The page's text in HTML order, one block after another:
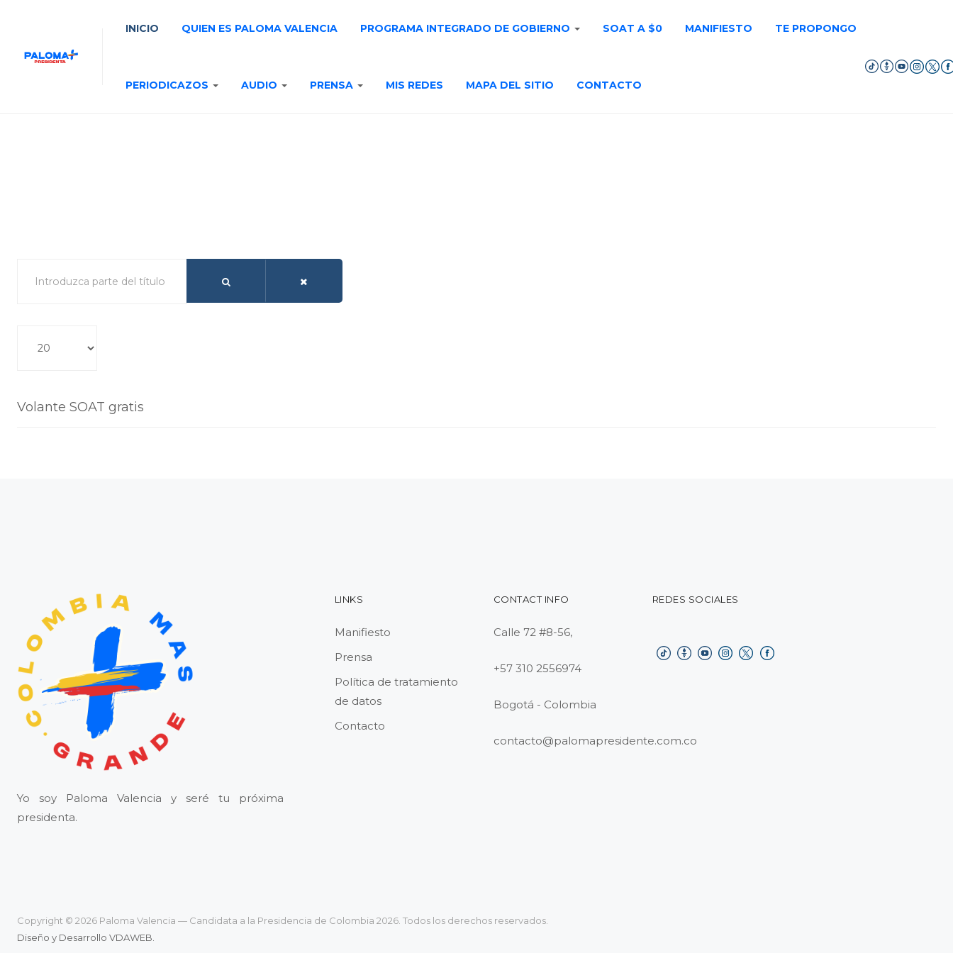
INICIO QUIEN ES PALOMA VALENCIA PROGRAMA INTEGRADO DE GOBIERNO SOAT A $0 MANIFIESTO TE PROPONGO
PERIODICAZOS AUDIO PRENSA MIS REDES MAPA DEL SITIO CONTACTO
Volante SOAT gratis
Yo soy Paloma Valencia y seré tu próxima
presidenta.
LINKS
Manifiesto
Prensa
Política de tratamiento
de datos
Contacto
CONTACT INFO
Calle 72 #8-56,
+57 310 2556974
Bogotá - Colombia
contacto@palomapresidente.com.co
REDES SOCIALES
Copyright © 2026 Paloma Valencia — Candidata a la Presidencia de Colombia 2026. Todos los derechos reservados.
Diseño y Desarrollo VDAWEB.